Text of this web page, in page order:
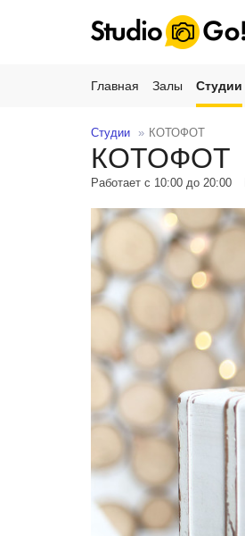
Главная Залы Студии
Студии КОТОФОТ
КОТОФОТ
Работает с 10:00 до 20:00